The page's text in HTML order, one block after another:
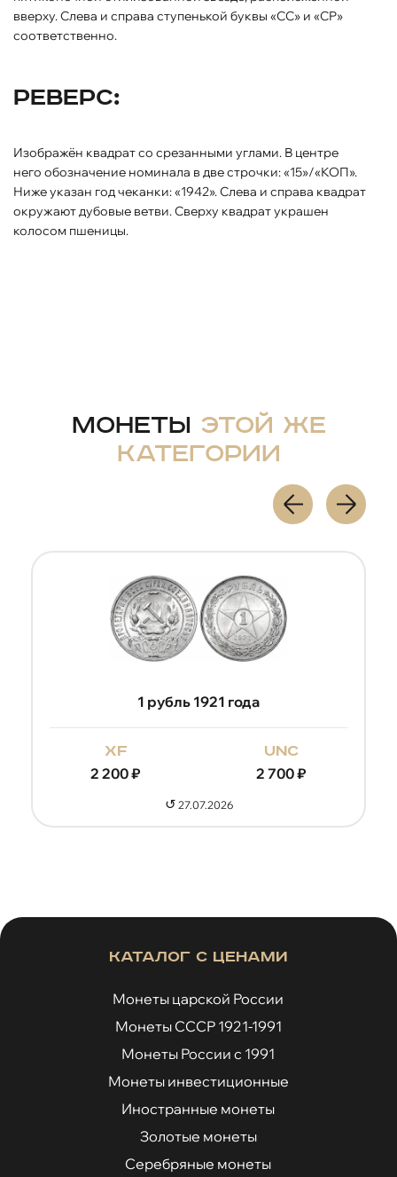
вверху. Слева и справа ступенькой буквы «СС» и «СР»
соответственно.
Реверс:
Изображён квадрат со срезанными углами. В центре
него обозначение номинала в две строчки: «15»/«КОП».
Ниже указан год чеканки: «1942». Слева и справа квадрат
окружают дубовые ветви. Сверху квадрат украшен
колосом пшеницы.
Монеты этой же
категории
1 рубль 1921 года
xf
2 200₽
unc
2 700₽
↺ 27.07.2026
Каталог с ценами
Монеты царской России
Монеты СССР 1921-1991
Монеты России с 1991
Монеты инвестиционные
Иностранные монеты
Золотые монеты
Серебряные монеты